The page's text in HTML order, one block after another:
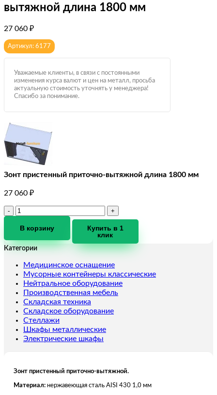
вытяжной длина 1800 мм
27 060 ₽
Артикул: 6177
Уважаемые клиенты, в связи с постоянными
изменения курса валют и цен на металл, просьба
актуальную стоимость уточнять у менеджера!
Спасибо за понимание.
Зонт пристенный приточно-вытяжной длина 1800 мм
27 060 ₽
Количество
Зонт
приточно-
длина
1800
мм
В корзину
Купить в 1
клик
Категории
Медицинское оснащение
Мусорные контейнеры классические
Нейтральное оборудование
Производственная мебель
Складская техника
Складское оборудование
Стеллажи
Шкафы металлические
Электрические шкафы
Зонт пристенный приточно-вытяжной.
Материал: нержавеющая сталь AISI 430 1,0 мм